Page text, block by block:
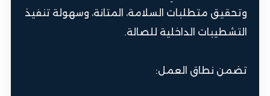
وتحقيق متطلبات السلامة، المتانة، وسهولة تنفيذ
التشطيبات الداخلية للصالة.
تضمن نطاق العمل: